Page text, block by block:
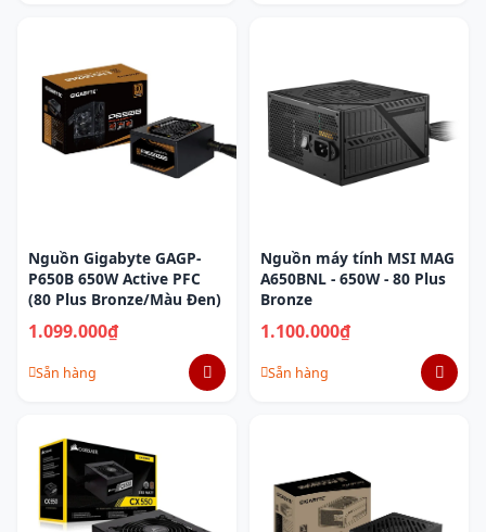
Nguồn Gigabyte GAGP-
P650B 650W Active PFC
(80 Plus Bronze/Màu Đen)
1.099.000₫
Sẵn hàng
Nguồn máy tính MSI MAG
A650BNL - 650W - 80 Plus
Bronze
1.100.000₫
Sẵn hàng